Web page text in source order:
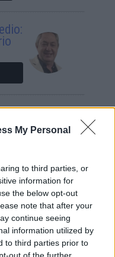
My Personal
to third parties, or
information for
the below opt-out
note that after your
continue seeing
information utilized by
to third parties prior to
VISTAS